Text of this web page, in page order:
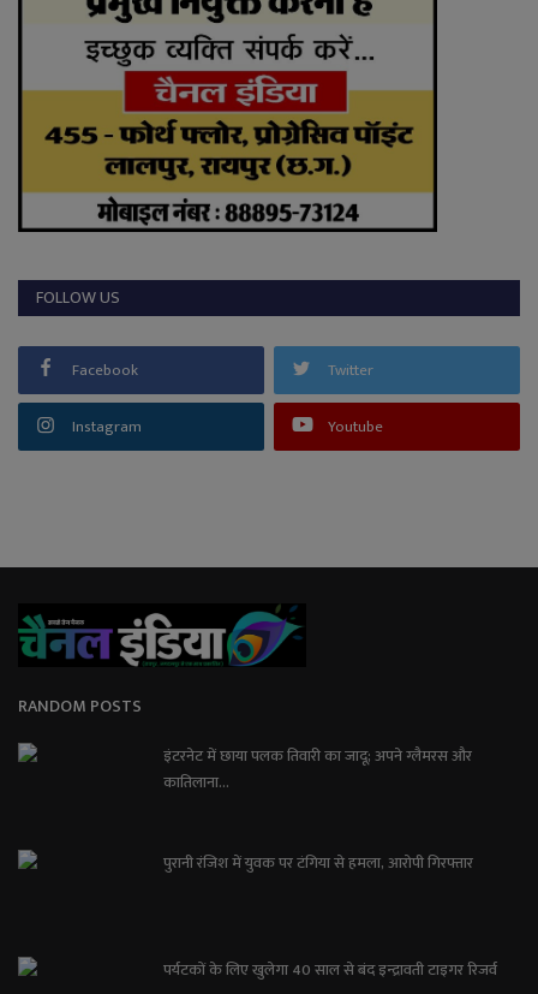
FOLLOW US
Facebook Twitter
Instagram Youtube
RANDOM POSTS
इंटरनेट में छाया पलक तिवारी का जादू; अपने ग्लैमरस और
कातिलाना...
पुरानी रंजिश में युवक पर टंगिया से हमला, आरोपी गिरफ्तार
पर्यटकों के लिए खुलेगा 40 साल से बंद इन्द्रावती टाइगर रिजर्व